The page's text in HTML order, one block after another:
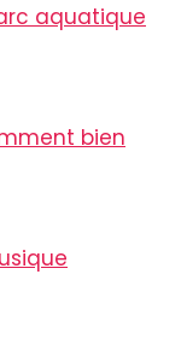
aquatique
bien